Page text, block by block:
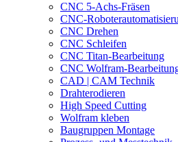
CNC 5-Achs-Fräsen
CNC-
CNC Drehen
CNC Schleifen
CNC Titan-Bearbeitung
CNC Wolfram-
CAD | CAM Technik
Drahterodieren
High Speed Cutting
Wolfram kleben
Baugruppen Montage